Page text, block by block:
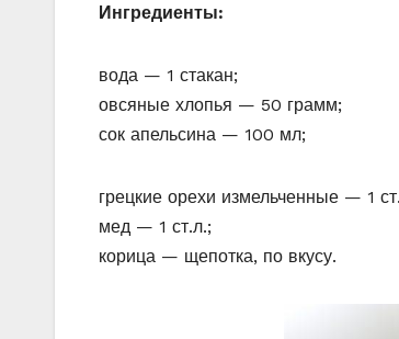
Ингредиенты:
вода — 1 стакан;
овсяные хлопья — 50 грамм;
сок апельсина — 100 мл;
грецкие орехи измельченные — 1
мед — 1 ст.л.;
корица — щепотка, по вкусу.